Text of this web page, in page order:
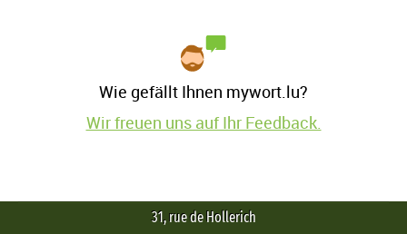
Wie gefällt Ihnen mywort.lu?
Wir freuen uns auf Ihr Feedback.
31, rue de Hollerich